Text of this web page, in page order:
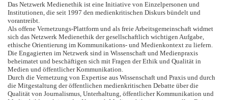
Das Netzwerk Medienethik ist eine Initiative von Einzelpersonen und
Institutionen, die seit 1997 den medienkritischen Diskurs bündelt und
vorantreibt.
Als offene Vernetzungs-Plattform und als freie Arbeitsgemeinschaft widmet
sich das Netzwerk Medienethik der gesellschaftlich wichtigen Aufgabe,
ethische Orientierung im Kommunikations- und Medienkontext zu liefern.
Die Engagierten im Netzwerk sind in Wissenschaft und Medienpraxis
beheimatet und beschäftigen sich mit Fragen der Ethik und Qualität in
Medien und öffentlicher Kommunikation.
Durch die Vernetzung von Expertise aus Wissenschaft und Praxis und durch
die Mitgestaltung der öffentlichen medienkritischen Debatte über die
Qualität von Journalismus, Unterhaltung, öffentlicher Kommunikation und